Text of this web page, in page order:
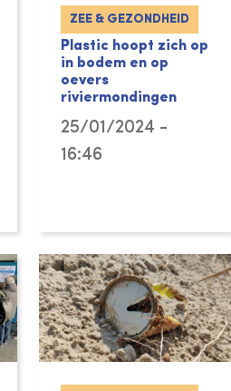
ZEE & GEZONDHEID
Plastic hoopt zich op
in bodem en op
oevers
riviermondingen
25/01/2024 -
16:46